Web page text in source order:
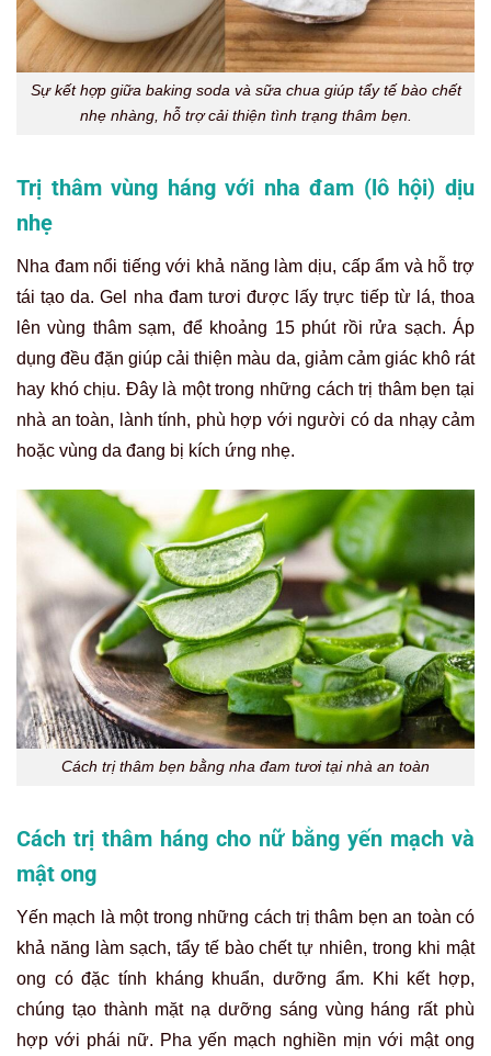
Sự kết hợp giữa baking soda và sữa chua giúp tẩy tế bào chết
nhẹ nhàng, hỗ trợ cải thiện tình trạng thâm bẹn.
Trị thâm vùng háng với nha đam (lô hội) dịu
nhẹ
Nha đam nổi tiếng với khả năng làm dịu, cấp ẩm và hỗ trợ
tái tạo da. Gel nha đam tươi được lấy trực tiếp từ lá, thoa
lên vùng thâm sạm, để khoảng 15 phút rồi rửa sạch. Áp
dụng đều đặn giúp cải thiện màu da, giảm cảm giác khô rát
hay khó chịu. Đây là một trong những cách trị thâm bẹn tại
nhà an toàn, lành tính, phù hợp với người có da nhạy cảm
hoặc vùng da đang bị kích ứng nhẹ.
Cách trị thâm bẹn bằng nha đam tươi tại nhà an toàn
Cách trị thâm háng cho nữ bằng yến mạch và
mật ong
Yến mạch là một trong những cách trị thâm bẹn an toàn có
khả năng làm sạch, tẩy tế bào chết tự nhiên, trong khi mật
ong có đặc tính kháng khuẩn, dưỡng ẩm. Khi kết hợp,
chúng tạo thành mặt nạ dưỡng sáng vùng háng rất phù
hợp với phái nữ. Pha yến mạch nghiền mịn với mật ong